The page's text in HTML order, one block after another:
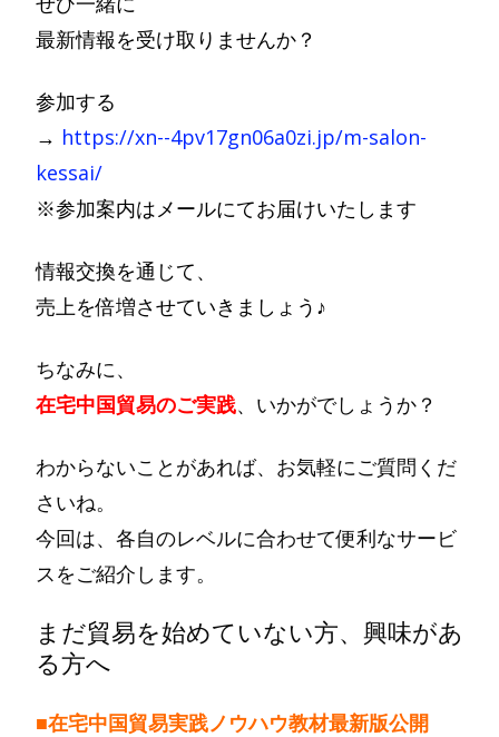
最新情報を受け取りませんか？
参加する
→ https://xn--4pv17gn06a0zi.jp/m-salon-
kessai/
※参加案内はメールにてお届けいたします
情報交換を通じて、
売上を倍増させていきましょう♪
ちなみに、
在宅中国貿易のご実践、いかがでしょうか？
わからないことがあれば、お気軽にご質問くだ
さいね。
今回は、各自のレベルに合わせて便利なサービ
スをご紹介します。
まだ貿易を始めていない方、興味があ
る方へ
■在宅中国貿易実践ノウハウ教材最新版公開